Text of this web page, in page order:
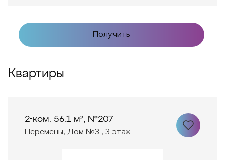
Получить
Квартиры
2-ком. 56.1 м², №207
Перемены, Дом №3 , 3 этаж